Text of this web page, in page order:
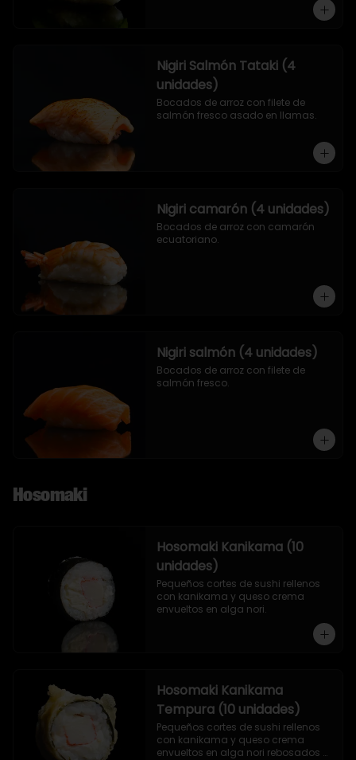
Nigiri Salmón Tataki (4
unidades)
Bocados de arroz con filete de
salmón fresco asado en llamas.
Nigiri camarón (4 unidades)
Bocados de arroz con camarón
ecuatoriano.
Nigiri salmón (4 unidades)
Bocados de arroz con filete de
salmón fresco.
Hosomaki
Hosomaki Kanikama (10
unidades)
Pequeños cortes de sushi rellenos
con kanikama y queso crema
envueltos en alga nori.
Hosomaki Kanikama
Tempura (10 unidades)
Pequeños cortes de sushi rellenos
con kanikama y queso crema
envueltos en alga nori rebosados